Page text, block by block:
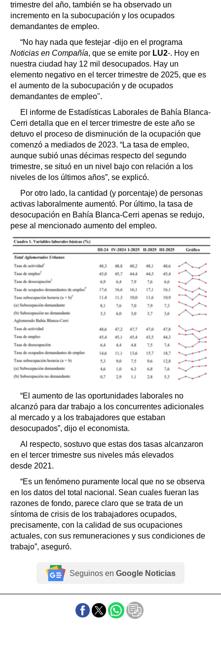
trimestre del año, también se ha observado un
incremento en la subocupación y los ocupados
demandantes de empleo.
“No hay nada que festejar -dijo en el programa
Noticias en Compañía, que se emite por LU2-. Hoy en
nuestra ciudad hay 12 mil desocupados. Hay un
elemento negativo en el tercer trimestre de 2025, que es
el aumento de la subocupación y de ocupados
demandantes de empleo".
El informe de Estadísticas Laborales de Bahía Blanca-
Cerri detalla que en el tercer trimestre de este año se
detuvo el proceso de disminución de la ocupación que
comenzó a mediados de 2023. “La tasa de empleo,
aunque subió unas décimas respecto del segundo
trimestre, se situó en un nivel bajo con relación a los
niveles de los últimos años”, se explicó.
Por otro lado, la cantidad (y porcentaje) de personas
activas laboralmente aumentó. Por último, la tasa de
desocupación en Bahía Blanca-Cerri apenas se redujo,
pese al mencionado aumento del empleo.
“El aumento de las oportunidades laborales no
alcanzó para dar trabajo a los concurrentes adicionales
al mercado y a los trabajadores que estaban
desocupados”, dijo el economista.
Al respecto, sostuvo que estas dos tasas alcanzaron
en el tercer trimestre sus niveles más elevados
desde 2021.
“Es un fenómeno puramente local que no se observa
en los datos del total nacional. Sean cuales fueran las
razones de fondo, parece claro que se trata de un
síntoma de crisis de los trabajadores ocupados,
precisamente, con la calidad de sus ocupaciones
actuales, con sus remuneraciones y sus condiciones de
trabajo”, aseguró.
Seguinos en Google Noticias